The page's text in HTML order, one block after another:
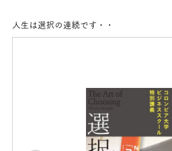
人生は選択の連続です・・